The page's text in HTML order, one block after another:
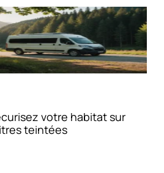
votre habitat sur
teintées